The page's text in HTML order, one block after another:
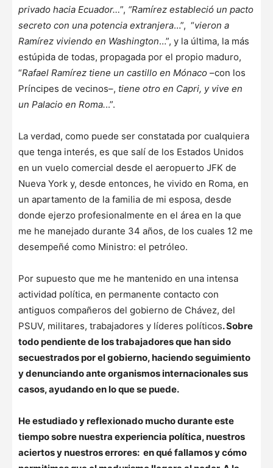
privado hacia Ecuador…”, “Ramírez estableció un pacto
secreto con una potencia extranjera…”, “vieron a
Ramírez viviendo en Washington…”, y la última, la más
estúpida de todas, propagada por el propio maduro,
“Rafael Ramírez tiene un castillo en Mónaco –con los
Príncipes de vecinos–, tiene otro en Capri, y vive en
un Palacio en Roma...”.
La verdad, como puede ser constatada por cualquiera
que tenga interés, es que salí de los Estados Unidos
en un vuelo comercial desde el aeropuerto JFK de
Nueva York y, desde entonces, he vivido en Roma, en
un apartamento de la familia de mi esposa, desde
donde ejerzo profesionalmente en el área en la que
me he manejado durante 34 años, de los cuales 12 me
desempeñé como Ministro: el petróleo.
Por supuesto que me he mantenido en una intensa
actividad política, en permanente contacto con
antiguos compañeros del gobierno de Chávez, del
PSUV, militares, trabajadores y líderes políticos. Sobre
todo pendiente de los trabajadores que han sido
secuestrados por el gobierno, haciendo seguimiento
y denunciando ante organismos internacionales sus
casos, ayudando en lo que se puede.
He estudiado y reflexionado mucho durante este
tiempo sobre nuestra experiencia política, nuestros
aciertos y nuestros errores: en qué fallamos y cómo